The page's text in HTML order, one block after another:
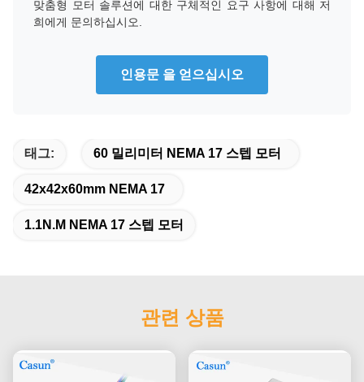
맞춤형 모터 솔루션에 대한 구체적인 요구 사항에 대해 저
희에게 문의하십시오.
인용문 을 얻으십시오
태그: 60 밀리미터 NEMA 17 스텝 모터
42x42x60mm NEMA 17
1.1N.M NEMA 17 스텝 모터
관련 상품